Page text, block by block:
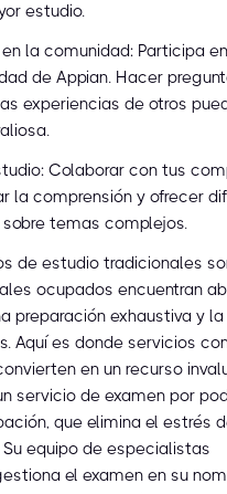
estudio.
la comunidad: Participa
de Appian. Hacer
experiencias de otros
Colaborar con tus
la comprensión y ofrecer
temas complejos.
de estudio tradicionales
ocupados encuentran
preparación exhaustiva y
Aquí es donde servicios
en un recurso
servicio de examen por
que elimina el estrés
equipo de especialistas
el examen en su